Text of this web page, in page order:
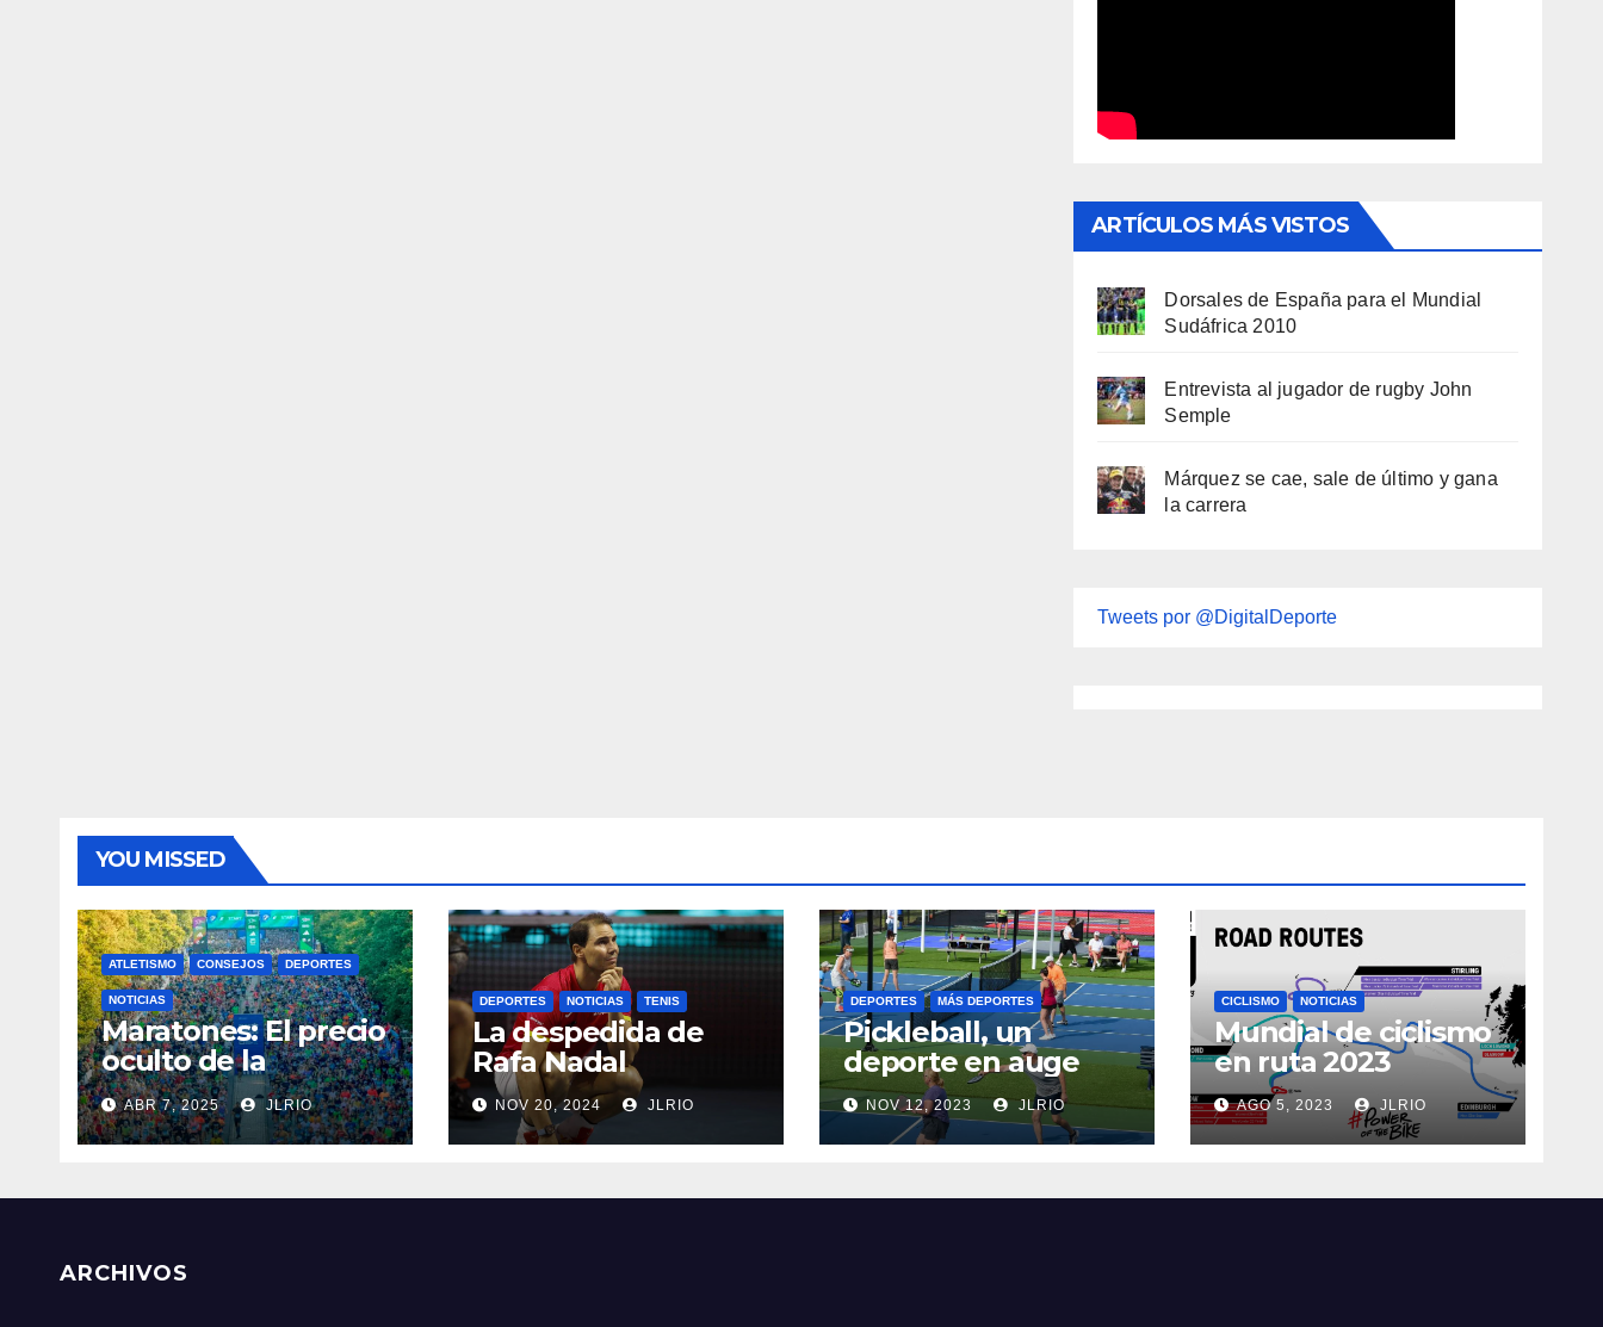
ARTÍCULOS MÁS VISTOS
Dorsales de España para el Mundial
Sudáfrica 2010
Entrevista al jugador de rugby John
Semple
Márquez se cae, sale de último y gana
la carrera
Tweets por @DigitalDeporte
YOU MISSED
ATLETISMO CONSEJOS DEPORTES
NOTICIAS
Maratones: El precio
oculto de la
resistencia
ABR 7, 2025 JLRIO
DEPORTES NOTICIAS TENIS
La despedida de
Rafa Nadal
NOV 20, 2024 JLRIO
DEPORTES MÁS DEPORTES
Pickleball, un
deporte en auge
NOV 12, 2023 JLRIO
CICLISMO NOTICIAS
Mundial de ciclismo
en ruta 2023
AGO 5, 2023 JLRIO
ARCHIVOS